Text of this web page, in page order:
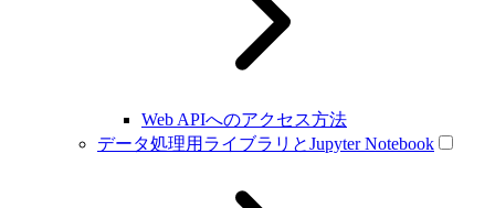
Web APIへのアクセス方法
データ処理用ライブラリとJupyter Notebook